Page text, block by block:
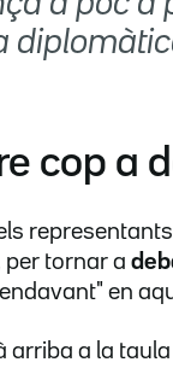
cop a
per tornar a
en
arriba a la